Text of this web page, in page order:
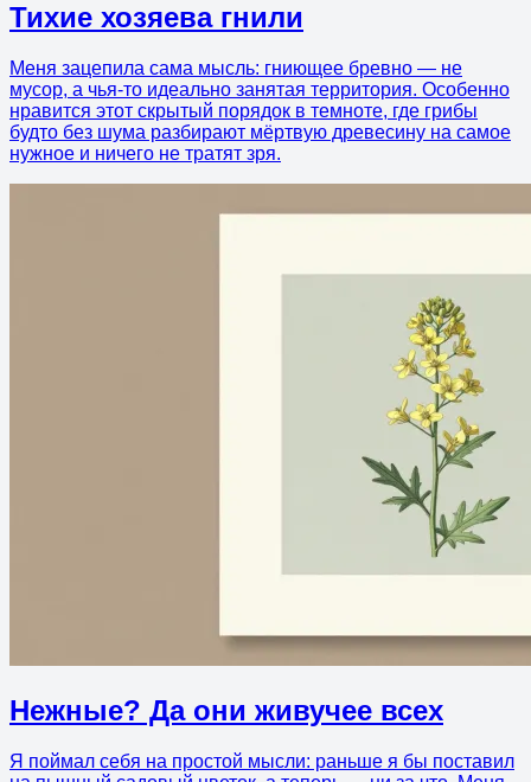
Тихие хозяева гнили
Меня зацепила сама мысль: гниющее бревно — не
мусор, а чья-то идеально занятая территория. Особенно
нравится этот скрытый порядок в темноте, где грибы
будто без шума разбирают мёртвую древесину на самое
нужное и ничего не тратят зря.
Нежные? Да они живучее всех
Я поймал себя на простой мысли: раньше я бы поставил